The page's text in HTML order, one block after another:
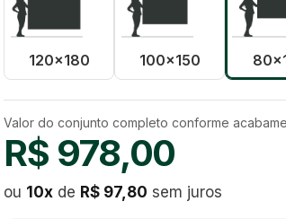
120x180 100x150
Valor do conjunto completo conforme
R$ 978,00
ou 10x de R$ 97,80 sem juros